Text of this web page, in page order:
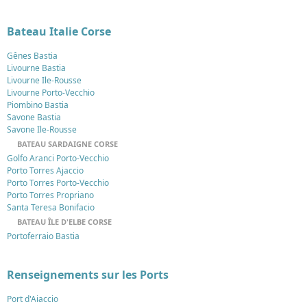
Bateau Italie Corse
Gênes Bastia
Livourne Bastia
Livourne Ile-Rousse
Livourne Porto-Vecchio
Piombino Bastia
Savone Bastia
Savone Ile-Rousse
BATEAU SARDAIGNE CORSE
Golfo Aranci Porto-Vecchio
Porto Torres Ajaccio
Porto Torres Porto-Vecchio
Porto Torres Propriano
Santa Teresa Bonifacio
BATEAU ÎLE D'ELBE CORSE
Portoferraio Bastia
Renseignements sur les Ports
Port d'Ajaccio